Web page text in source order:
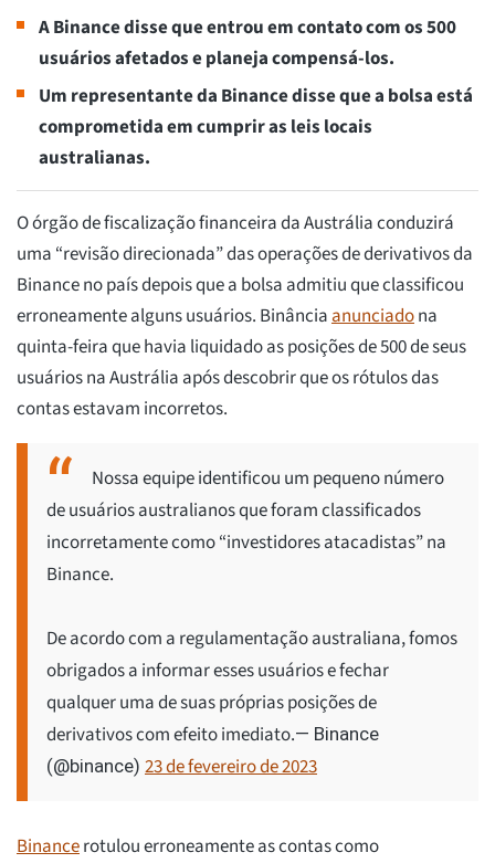
A Binance disse que entrou em contato com os 500
usuários afetados e planeja compensá-los.
Um representante da Binance disse que a bolsa está
comprometida em cumprir as leis locais
australianas.
O órgão de fiscalização financeira da Austrália conduzirá
uma “revisão direcionada” das operações de derivativos da
Binance no país depois que a bolsa admitiu que classificou
erroneamente alguns usuários. Binânciaanunciadona
quinta-feira que havia liquidado as posições de 500 de seus
usuários na Austrália após descobrir que os rótulos das
contas estavam incorretos.
Nossa equipe identificou um pequeno número
de usuários australianos que foram classificados
incorretamente como “investidores atacadistas” na
Binance.
De acordo com a regulamentação australiana, fomos
obrigados a informar esses usuários e fechar
qualquer uma de suas próprias posições de
derivativos com efeito imediato.— Binance
(@binance) 23 de fevereiro de 2023
Binancerotulou erroneamente as contas como